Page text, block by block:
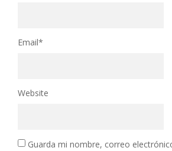
Email*
Website
Guarda mi nombre, correo